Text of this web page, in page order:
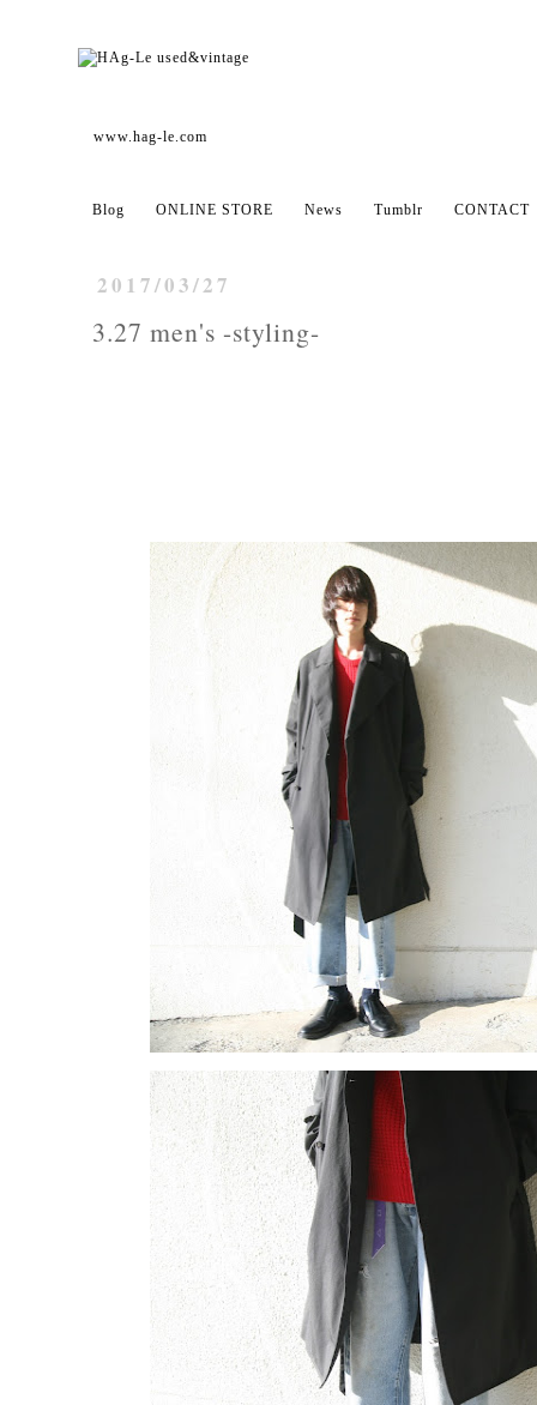
www.hag-le.com
Blog ONLINE STORE News Tumblr CONTACT
2017/03/27
3.27 men's -styling-